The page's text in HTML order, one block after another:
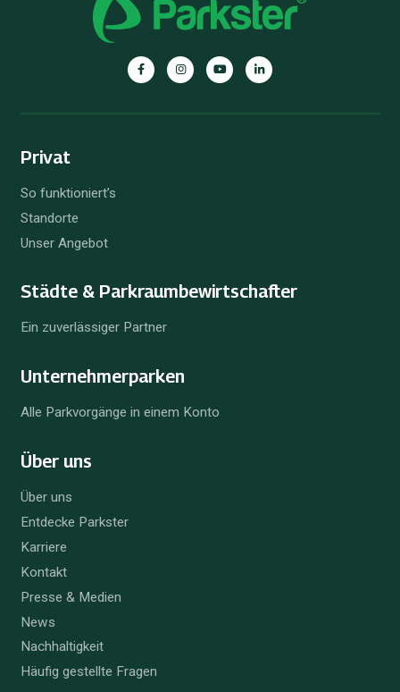
Privat
So funktioniert’s
Standorte
Unser Angebot
Städte & Parkraum­bewirtschafter
Ein zuverlässiger Partner
Unternehmer­parken
Alle Parkvorgänge in einem Konto
Über uns
Über uns
Entdecke Parkster
Karriere
Kontakt
Presse & Medien
News
Nachhaltigkeit
Häufig gestellte Fragen